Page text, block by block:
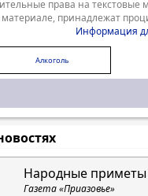
права на
принадлежат
Информация
Алкоголь
Народные приметы
Газета «Приазовье»